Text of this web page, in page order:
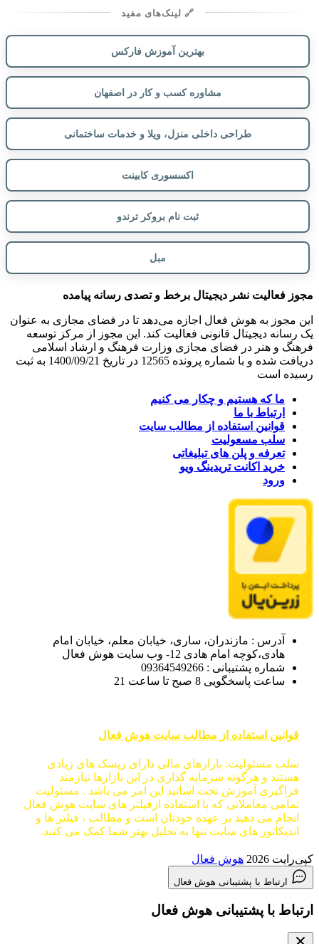
🔗 لینک‌های مفید
بهترین آموزش فارکس
مشاوره کسب و کار در اصفهان
طراحی داخلی منزل، ویلا و خدمات ساختمانی
اکسسوری کابینت
ثبت نام بروکر ترندو
مبل
مجوز فعالیت نشر دیجیتال برخط و تصدی رسانه پیامده
این مجوز به هوش فعال اجازه می‌دهد تا در فضای مجازی به عنوان
یک رسانه دیجیتال قانونی فعالیت کند. این مجوز از مرکز توسعه
فرهنگ و هنر در فضای مجازی وزارت فرهنگ و ارشاد اسلامی
دریافت شده و با شماره پرونده 12565 در تاریخ 1400/09/21 به ثبت
رسیده است
ما که هستیم و چکار می کنیم
ارتباط با ما
قوانین استفاده از مطالب سایت
سلب مسعولیت
تعرفه و پلن های تبلیغاتی
خرید اکانت تریدینگ ویو
ورود
آدرس : مازندران، ساری، خیابان معلم، خیابان امام
هادی،کوچه امام هادی 12- وب سایت هوش فعال
شماره پشتیبانی : 09364549266
ساعت پاسخگویی 8 صبح تا ساعت 21
قوانین استفاده از مطالب سایت هوش فعال
سلب مسئولیت: بازارهای مالی دارای ریسک های زیادی
هستند و هرگونه سرمایه گذاری در این بازارها نیازمند
فراگیری آموزش تحت اساتید این امر می باشد . مسئولیت
تمامی معاملاتی که با استفاده ازفیلتر های سایت هوش فعال
انجام می دهید بر عهده خودتان است و مطالب ، فیلتر ها و
اندیکاتور های سایت تنها به تحلیل بهتر شما کمک می کنند.
کپی‌رایت 2026 هوش فعال
ارتباط با پشتیبانی هوش فعال
ارتباط با پشتیبانی هوش فعال